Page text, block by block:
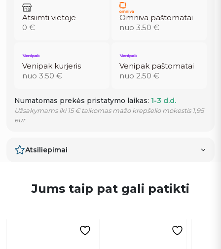
Atsiimti vietoje
0 €
Omniva paštomatai
nuo 3.50 €
Venipak kurjeris
nuo 3.50 €
Venipak paštomatai
nuo 2.50 €
Numatomas prekės pristatymo laikas: 1-3 d.d.
Užsakymams iki 15 € taikomas mažo krepšelio mokestis 1,95
eur
Atsiliepimai
Jums taip pat gali patikti